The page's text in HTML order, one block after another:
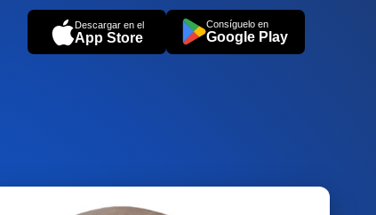
Descargar en el
App Store
Consíguelo en
Google Play